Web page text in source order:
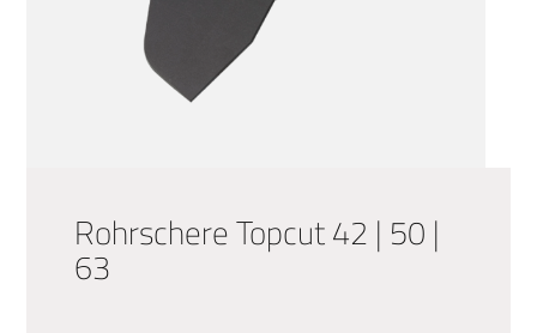
Rohrschere Topcut 42 | 50 |
63